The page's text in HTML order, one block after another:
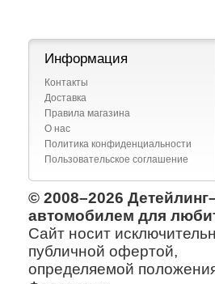
Информация
Контакты
Доставка
Правила магазина
О нас
Политика конфиденциальности
Пользовательское соглашение
© 2008–2026
автомобилем для
Сайт носит
публичной офертой,
определяемой